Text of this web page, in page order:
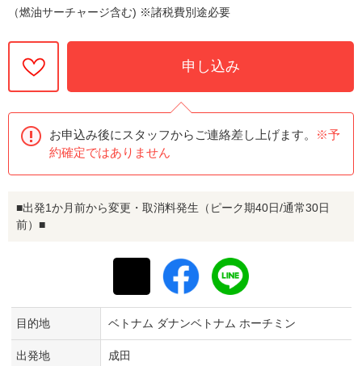
（燃油サーチャージ含む) ※諸税費別途必要
申し込み
お申込み後にスタッフからご連絡差し上げます。
※予
約確定ではありません
■出発1か月前から変更・取消料発生（ピーク期40日/通常30日
前）■
目的地 ベトナム ダナンベトナム ホーチミン
出発地 成田